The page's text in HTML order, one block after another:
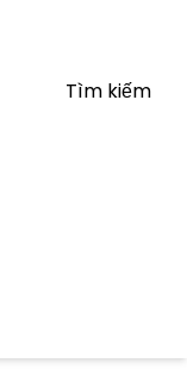
Tìm kiếm